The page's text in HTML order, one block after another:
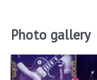
Photo gallery